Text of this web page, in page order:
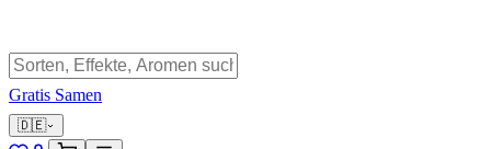
Gratis Samen
🇩🇪